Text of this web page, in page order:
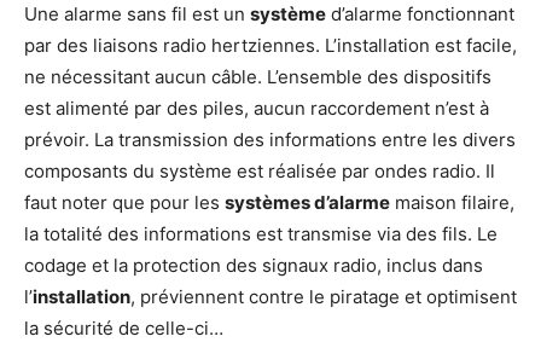
Une alarme sans fil est un système d’alarme fonctionnant
par des liaisons radio hertziennes. L’installation est facile,
ne nécessitant aucun câble. L’ensemble des dispositifs
est alimenté par des piles, aucun raccordement n’est à
prévoir. La transmission des informations entre les divers
composants du système est réalisée par ondes radio. Il
faut noter que pour les systèmes d’alarme maison filaire,
la totalité des informations est transmise via des fils. Le
codage et la protection des signaux radio, inclus dans
l’installation, préviennent contre le piratage et optimisent
la sécurité de celle-ci…